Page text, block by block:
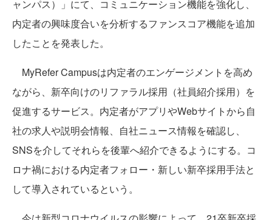
ャンパス）」にて、コミュニケーション機能を強化し、
内定者の興味度合いを分析するファンスコア機能を追加
したことを発表した。
MyRefer Campusは内定者のエンゲージメントを高め
ながら、新卒向けのリファラル採用（社員紹介採用）を
促進するサービス。内定者がアプリやWebサイトから自
社の求人や説明会情報、自社ニュース情報を確認し、
SNSを介してそれらを後輩へ紹介できるようにする。コ
ロナ禍における内定者フォロー・新しい新卒採用手法と
して導入されているという。